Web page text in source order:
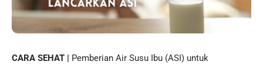
CARA SEHAT | Pemberian Air Susu Ibu (ASI) untuk